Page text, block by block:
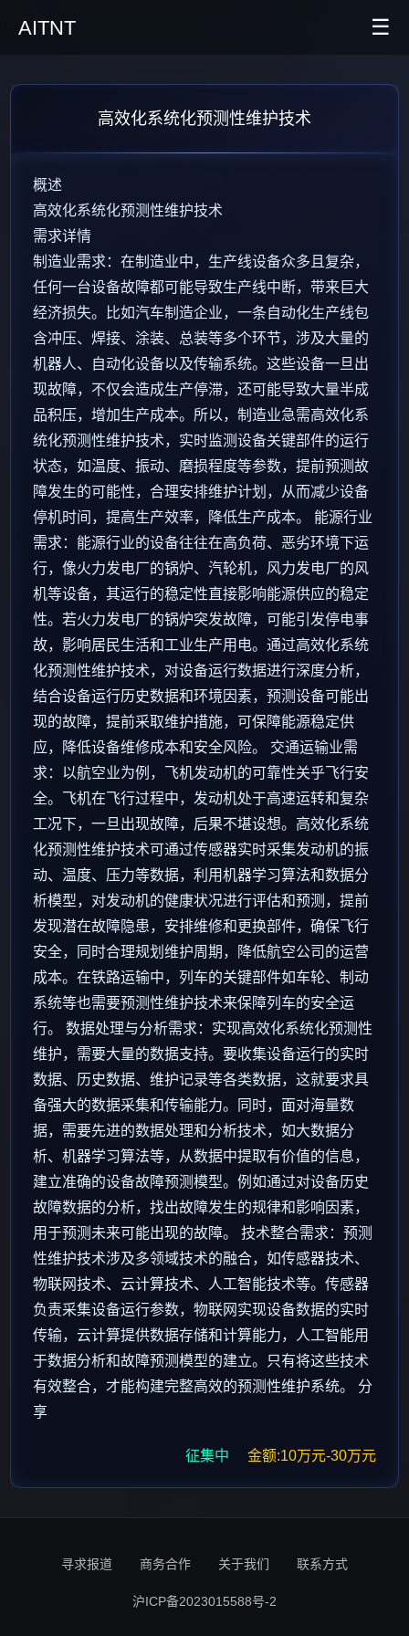
AITNT
AITNT APP
AITNT交流群
☰
高效化系统化预测性维护技术
概述
高效化系统化预测性维护技术
需求详情
制造业需求：在制造业中，生产线设备众多且复杂，
任何一台设备故障都可能导致生产线中断，带来巨大
经济损失。比如汽车制造企业，一条自动化生产线包
含冲压、焊接、涂装、总装等多个环节，涉及大量的
机器人、自动化设备以及传输系统。这些设备一旦出
现故障，不仅会造成生产停滞，还可能导致大量半成
品积压，增加生产成本。所以，制造业急需高效化系
统化预测性维护技术，实时监测设备关键部件的运行
状态，如温度、振动、磨损程度等参数，提前预测故
障发生的可能性，合理安排维护计划，从而减少设备
停机时间，提高生产效率，降低生产成本。 能源行业
需求：能源行业的设备往往在高负荷、恶劣环境下运
行，像火力发电厂的锅炉、汽轮机，风力发电厂的风
机等设备，其运行的稳定性直接影响能源供应的稳定
性。若火力发电厂的锅炉突发故障，可能引发停电事
故，影响居民生活和工业生产用电。通过高效化系统
化预测性维护技术，对设备运行数据进行深度分析，
结合设备运行历史数据和环境因素，预测设备可能出
现的故障，提前采取维护措施，可保障能源稳定供
应，降低设备维修成本和安全风险。 交通运输业需
求：以航空业为例，飞机发动机的可靠性关乎飞行安
全。飞机在飞行过程中，发动机处于高速运转和复杂
工况下，一旦出现故障，后果不堪设想。高效化系统
化预测性维护技术可通过传感器实时采集发动机的振
动、温度、压力等数据，利用机器学习算法和数据分
析模型，对发动机的健康状况进行评估和预测，提前
发现潜在故障隐患，安排维修和更换部件，确保飞行
安全，同时合理规划维护周期，降低航空公司的运营
成本。在铁路运输中，列车的关键部件如车轮、制动
系统等也需要预测性维护技术来保障列车的安全运
行。 数据处理与分析需求：实现高效化系统化预测性
维护，需要大量的数据支持。要收集设备运行的实时
数据、历史数据、维护记录等各类数据，这就要求具
备强大的数据采集和传输能力。同时，面对海量数
据，需要先进的数据处理和分析技术，如大数据分
析、机器学习算法等，从数据中提取有价值的信息，
建立准确的设备故障预测模型。例如通过对设备历史
故障数据的分析，找出故障发生的规律和影响因素，
用于预测未来可能出现的故障。 技术整合需求：预测
性维护技术涉及多领域技术的融合，如传感器技术、
物联网技术、云计算技术、人工智能技术等。传感器
负责采集设备运行参数，物联网实现设备数据的实时
传输，云计算提供数据存储和计算能力，人工智能用
于数据分析和故障预测模型的建立。只有将这些技术
有效整合，才能构建完整高效的预测性维护系统。 分
享
征集中 金额:10万元-30万元
寻求报道 商务合作 关于我们 联系方式
沪ICP备2023015588号-2